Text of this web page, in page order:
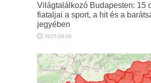
Világtalálkozó Budapesten: 15
fiataljai a sport, a hit és a
jegyében
2025-08-06